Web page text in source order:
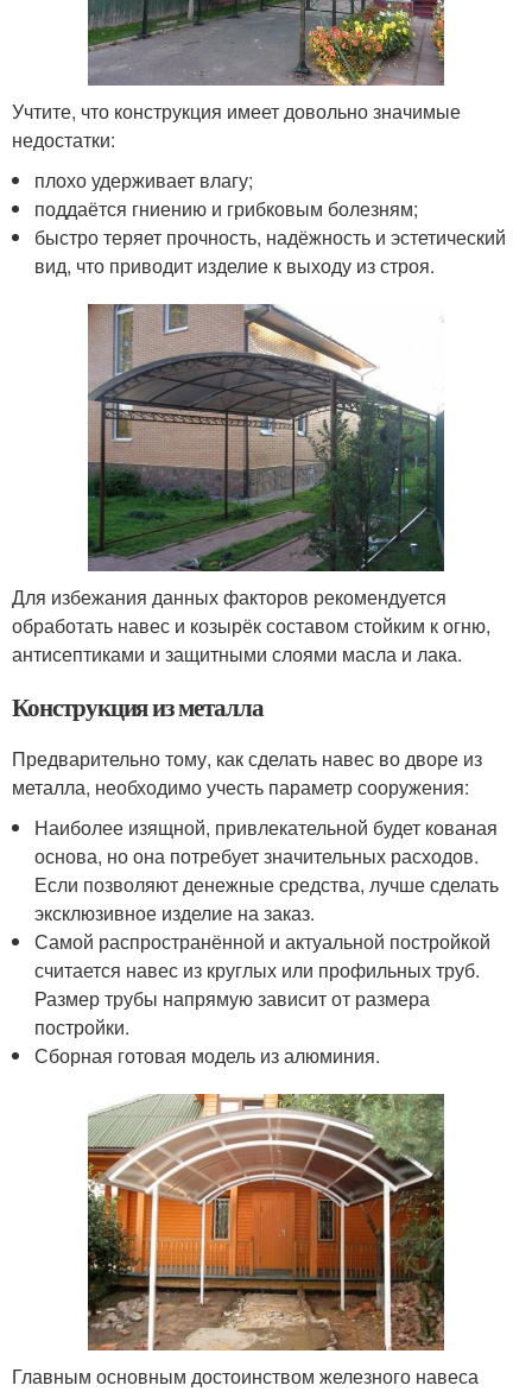
Учтите, что конструкция имеет довольно значимые
недостатки:
плохо удерживает влагу;
поддаётся гниению и грибковым болезням;
быстро теряет прочность, надёжность и эстетический
вид, что приводит изделие к выходу из строя.
Для избежания данных факторов рекомендуется
обработать навес и козырёк составом стойким к огню,
антисептиками и защитными слоями масла и лака.
Конструкция из металла
Предварительно тому, как сделать навес во дворе из
металла, необходимо учесть параметр сооружения:
Наиболее изящной, привлекательной будет кованая
основа, но она потребует значительных расходов.
Если позволяют денежные средства, лучше сделать
эксклюзивное изделие на заказ.
Самой распространённой и актуальной постройкой
считается навес из круглых или профильных труб.
Размер трубы напрямую зависит от размера
постройки.
Сборная готовая модель из алюминия.
Главным основным достоинством железного навеса